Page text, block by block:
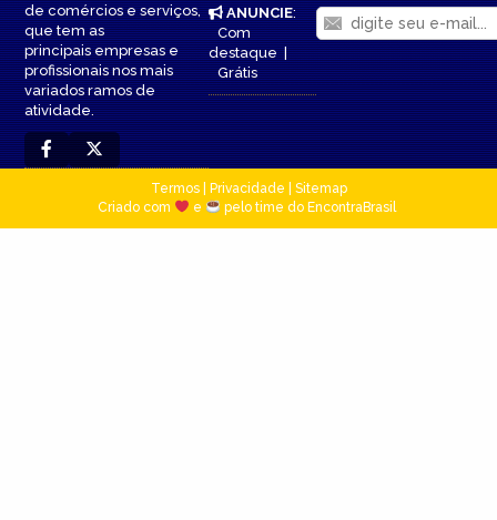
de comércios e serviços,
que tem as
principais empresas e
profissionais nos mais
variados ramos de
atividade.
ANUNCIE:
Com
destaque|
Grátis
Termos| Privacidade
Sitemap
Criado com
e pelo time do EncontraBrasil